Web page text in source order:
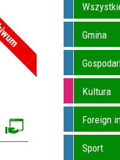
Gmina
Kultura
Foreign
Sport